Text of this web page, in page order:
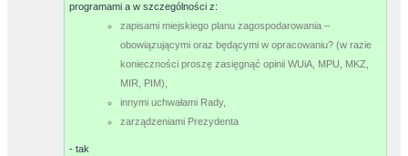
programami a w szczególności z:
zapisami miejskiego planu zagospodarowania –
obowiązującymi oraz będącymi w opracowaniu? (w razie
konieczności proszę zasięgnąć opinii WUiA, MPU, MKZ,
MIR, PIM),
innymi uchwałami Rady,
zarządzeniami Prezydenta
-tak